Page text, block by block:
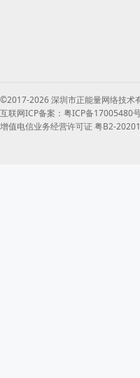
©2017-2026 深圳市正能量网络技术
互联网ICP备案：粤ICP备17005480
增值电信业务经营许可证 粤B2-